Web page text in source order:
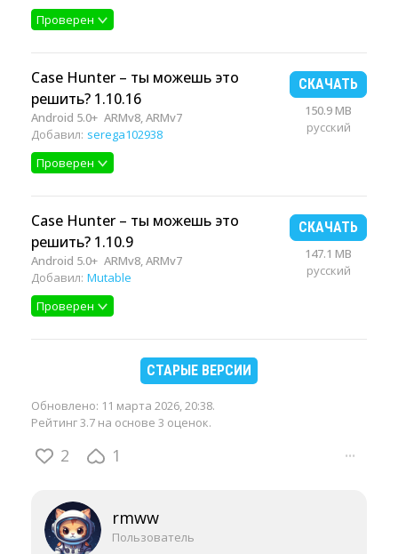
Проверен
Case Hunter – ты можешь это
решить? 1.10.16
Android 5.0+ ARMv8, ARMv7
Добавил: serega102938
Проверен
СКАЧАТЬ
150.9 MB
русский
Case Hunter – ты можешь это
решить? 1.10.9
Android 5.0+ ARMv8, ARMv7
Добавил: Mutable
Проверен
СКАЧАТЬ
147.1 MB
русский
СТАРЫЕ ВЕРСИИ
Обновлено: 11 марта 2026, 20:38.
Рейтинг 3.7 на основе 3 оценок.
2 1 ···
rmww
Пользователь